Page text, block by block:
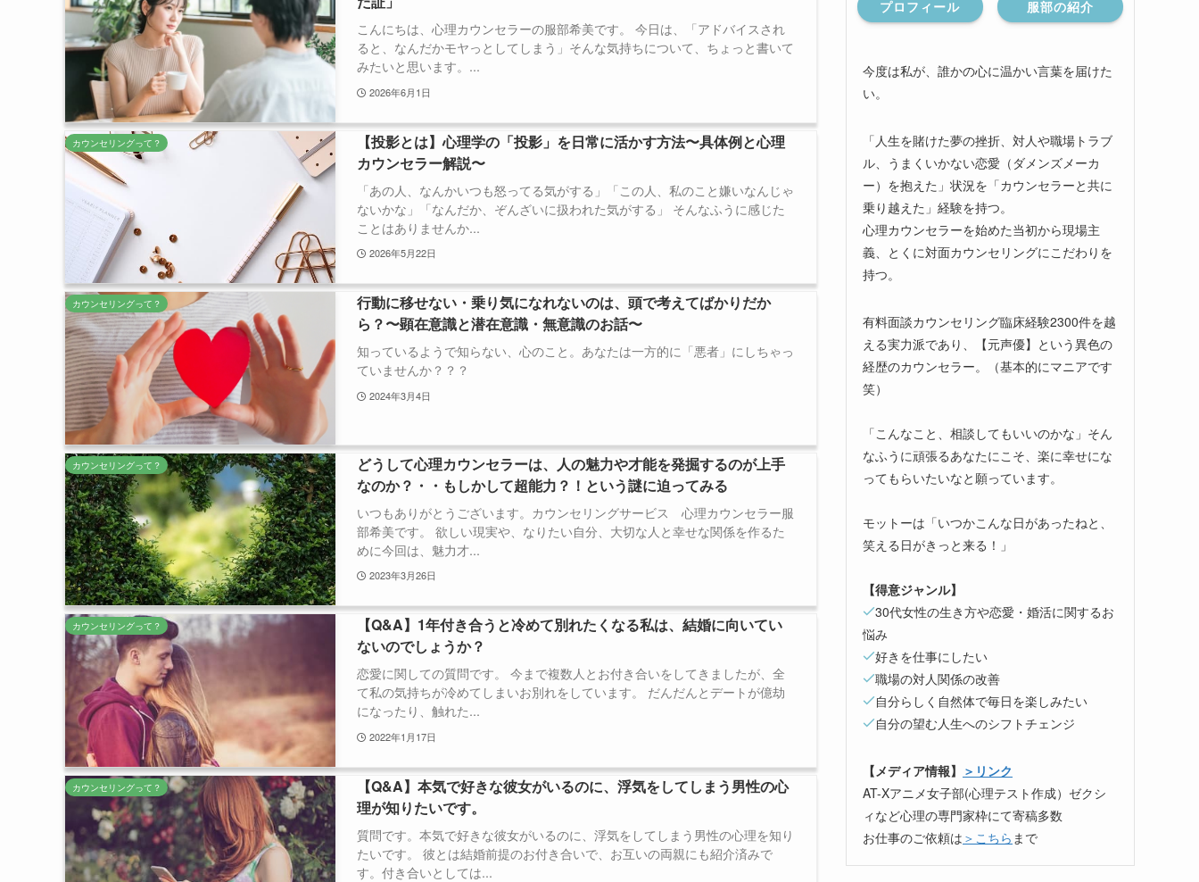
こんにちは、心理カウンセラーの服部希美です。 今日は、「アドバイスされ
ると、なんだかモヤっとしてしまう」そんな気持ちについて、ちょっと書いて
みたいと思います。...
2026年6月1日
カウンセリングって？
【投影とは】心理学の「投影」を日常に活かす方法〜具体例と心理
カウンセラー解説〜
「あの人、なんかいつも怒ってる気がする」「この人、私のこと嫌いなんじゃ
ないかな」「なんだか、ぞんざいに扱われた気がする」 そんなふうに感じた
ことはありませんか...
2026年5月22日
カウンセリングって？
行動に移せない・乗り気になれないのは、頭で考えてばかりだか
ら？〜顕在意識と潜在意識・無意識のお話〜
知っているようで知らない、心のこと。あなたは一方的に「悪者」にしちゃっ
ていませんか？？？
2024年3月4日
カウンセリングって？
どうして心理カウンセラーは、人の魅力や才能を発掘するのが上手
なのか？・・もしかして超能力？！という謎に迫ってみる
いつもありがとうございます。カウンセリングサービス 心理カウンセラー服
部希美です。 欲しい現実や、なりたい自分、大切な人と幸せな関係を作るた
めに今回は、魅力才...
2023年3月26日
カウンセリングって？
【Q&A】1年付き合うと冷めて別れたくなる私は、結婚に向いてい
ないのでしょうか？
恋愛に関しての質問です。 今まで複数人とお付き合いをしてきましたが、全
て私の気持ちが冷めてしまいお別れをしています。 だんだんとデートが億劫
になったり、触れた...
2022年1月17日
カウンセリングって？
【Q&A】本気で好きな彼女がいるのに、浮気をしてしまう男性の心
理が知りたいです。
質問です。本気で好きな彼女がいるのに、浮気をしてしまう男性の心理を知り
たいです。 彼とは結婚前提のお付き合いで、お互いの両親にも紹介済みで
す。付き合いとしては...
プロフィール 服部の紹介
今度は私が、誰かの心に温かい言葉を届けた
い。
「人生を賭けた夢の挫折、対人や職場トラブ
ル、うまくいかない恋愛（ダメンズメーカ
ー）を抱えた」状況を「カウンセラーと共に
乗り越えた」経験を持つ。
心理カウンセラーを始めた当初から現場主
義、とくに対面カウンセリングにこだわりを
持つ。
有料面談カウンセリング臨床経験2300件を越
える実力派であり、【元声優】という異色の
経歴のカウンセラー。（基本的にマニアです
笑）
「こんなこと、相談してもいいのかな」そん
なふうに頑張るあなたにこそ、楽に幸せにな
ってもらいたいなと願っています。
モットーは「いつかこんな日があったねと、
笑える日がきっと来る！」
【得意ジャンル】
30代女性の生き方や恋愛・婚活に関するお
悩み
好きを仕事にしたい
職場の対人関係の改善
自分らしく自然体で毎日を楽しみたい
自分の望む人生へのシフトチェンジ
【メディア情報】 ＞リンク
AT-Xアニメ女子部(心理テスト作成）ゼクシ
ィなど心理の専門家枠にて寄稿多数
お仕事のご依頼は ＞こちら まで